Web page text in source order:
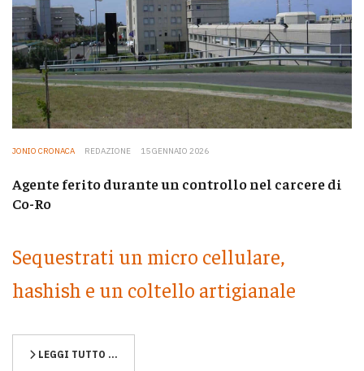
JONIO CRONACA REDAZIONE 15 GENNAIO 2026
Agente ferito durante un controllo nel carcere di
Co-Ro
Sequestrati un micro cellulare,
hashish e un coltello artigianale
LEGGI TUTTO …